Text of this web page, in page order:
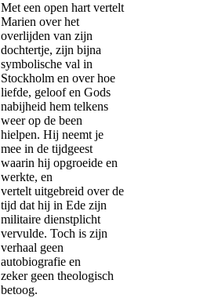
Met een open hart vertelt
Marien over het
overlijden van zijn
dochtertje, zijn bijna
symbolische val in
Stockholm en over hoe
liefde, geloof en Gods
nabijheid hem telkens
weer op de been
hielpen. Hij neemt je
mee in de tijdgeest
waarin hij opgroeide en
werkte, en
vertelt uitgebreid over de
tijd dat hij in Ede zijn
militaire dienstplicht
vervulde. Toch is zijn
verhaal geen
autobiografie en
zeker geen theologisch
betoog.